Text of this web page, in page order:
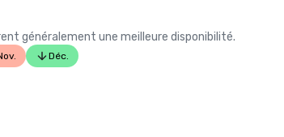
généralement une meilleure disponibilité.
Déc.